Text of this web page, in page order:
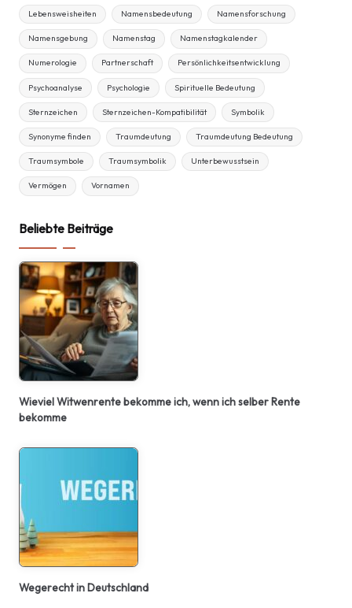
Lebensweisheiten Namensbedeutung Namensforschung
Namensgebung Namenstag Namenstagkalender
Numerologie Partnerschaft Persönlichkeitsentwicklung
Psychoanalyse Psychologie Spirituelle Bedeutung
Sternzeichen Sternzeichen-Kompatibilität Symbolik
Synonyme finden Traumdeutung Traumdeutung Bedeutung
Traumsymbole Traumsymbolik Unterbewusstsein
Vermögen Vornamen
Beliebte Beiträge
Wieviel Witwenrente bekomme ich, wenn ich selber Rente
bekomme
Wegerecht in Deutschland